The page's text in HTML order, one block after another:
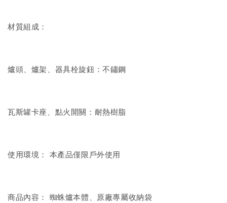
材質組成：
爐頭、爐架、器具栓旋鈕：不鏽鋼
瓦斯罐卡座、點火開關：耐熱樹脂
使用環境： 本產品僅限戶外使用
商品內容： 蜘蛛爐本體、原廠專屬收納袋